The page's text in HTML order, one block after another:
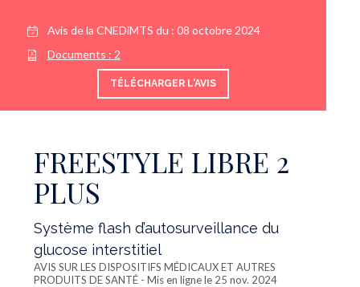
Avis de la CNEDiMTS du : 08 octobre 2024
Documents : 2
TÉLÉCHARGER L'AVIS
FREESTYLE LIBRE 2
PLUS
Système flash d’autosurveillance du
glucose interstitiel
AVIS SUR LES DISPOSITIFS MÉDICAUX ET AUTRES
PRODUITS DE SANTÉ - Mis en ligne le 25 nov. 2024